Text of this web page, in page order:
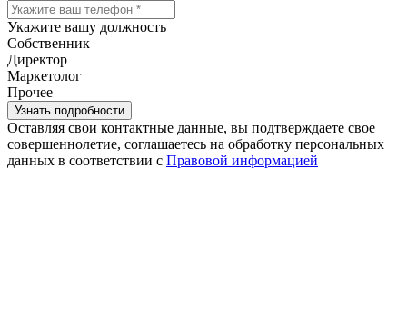
Укажите вашу должность
Собственник
Директор
Маркетолог
Прочее
Оставляя свои контактные данные, вы подтверждаете свое
совершеннолетие, соглашаетесь на обработку персональных
данных в соответствии с Правовой информацией